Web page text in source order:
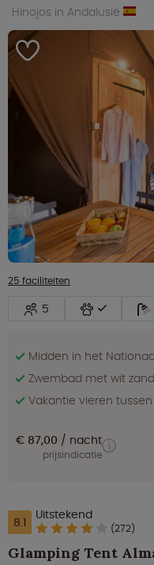
Hinojos in Andalusië
25 faciliteiten
5
Midden in het
Zwembad met wit
Vakantie vieren
€ 87,00 nacht
prijsindicatie
8.1 Uitstekend
(272)
Glamping Tent